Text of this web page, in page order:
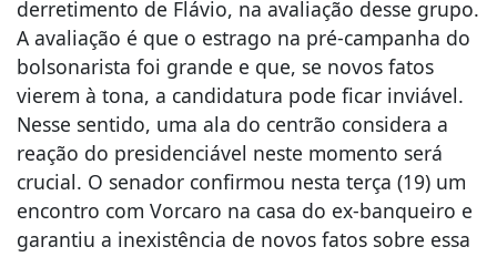
derretimento de Flávio, na avaliação desse grupo.
A avaliação é que o estrago na pré-campanha do
bolsonarista foi grande e que, se novos fatos
vierem à tona, a candidatura pode ficar inviável.
Nesse sentido, uma ala do centrão considera a
reação do presidenciável neste momento será
crucial. O senador confirmou nesta terça (19) um
encontro com Vorcaro na casa do ex-banqueiro e
garantiu a inexistência de novos fatos sobre essa